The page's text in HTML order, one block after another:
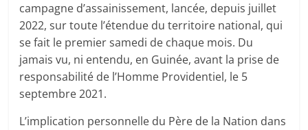
campagne d’assainissement, lancée, depuis juillet
2022, sur toute l’étendue du territoire national, qui
se fait le premier samedi de chaque mois. Du
jamais vu, ni entendu, en Guinée, avant la prise de
responsabilité de l’Homme Providentiel, le 5
septembre 2021.
L’implication personnelle du Père de la Nation dans